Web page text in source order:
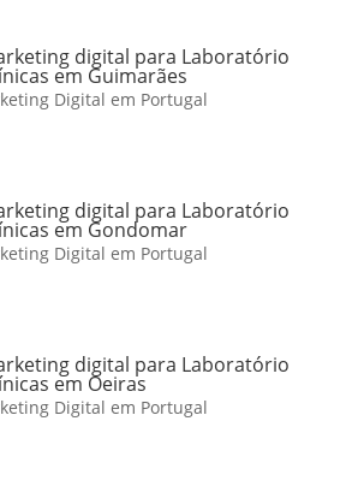
digital para Laboratório
em Guimarães
Digital em Portugal
digital para Laboratório
em Gondomar
Digital em Portugal
digital para Laboratório
em Oeiras
Digital em Portugal